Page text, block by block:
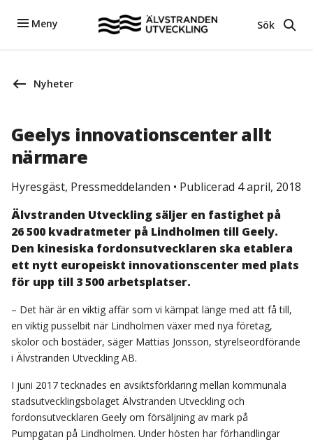
Meny Sök
Nyheter
Geelys innovationscenter allt
närmare
Hyresgäst, Pressmeddelanden • Publicerad 4 april, 2018
Älvstranden Utveckling säljer en fastighet på
26 500 kvadratmeter på Lindholmen till Geely.
Den kinesiska fordonsutvecklaren ska etablera
ett nytt europeiskt innovationscenter med plats
för upp till 3 500 arbetsplatser.
– Det här är en viktig affär som vi kämpat länge med att få till,
en viktig pusselbit när Lindholmen växer med nya företag,
skolor och bostäder, säger Mattias Jonsson, styrelseordförande
i Älvstranden Utveckling AB.
I juni 2017 tecknades en avsiktsförklaring mellan kommunala
stadsutvecklingsbolaget Älvstranden Utveckling och
fordonsutvecklaren Geely om försäljning av mark på
Pumpgatan på Lindholmen. Under hösten har förhandlingar